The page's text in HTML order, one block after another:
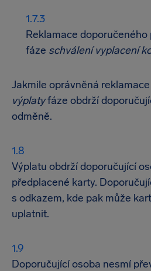
Reklamace
fáze schválení vyplacení
Jakmile oprávněná
výplatyfáze obdrží
odměně.
Výplatu obdrží doporučující
předplacené karty.
s odkazem, kde pak může
uplatnit.
Doporučující osoba nesmí